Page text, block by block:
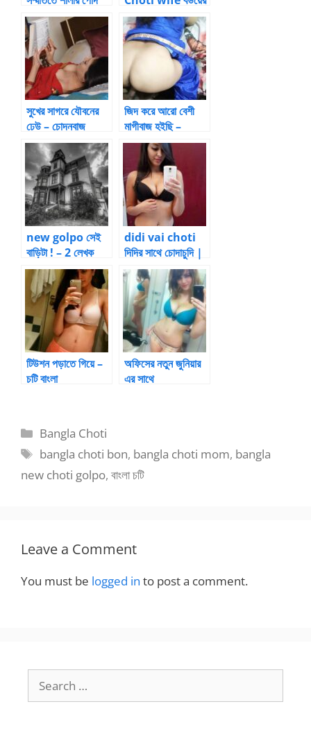
চোদা
বান্ধবী এর সাথে নিজ
বউ বদল করে গ্রুপ সেক্স
সুখের সাগরে যৌবনের
ঢেউ – চোদনবাজ
মনিরুল [২]
জিদ করে আরো বেশী
মাগীবাজ হইছি –
আত্মকাহিনী
new golpo সেই
বাড়িটা ! – 2 লেখক
-বাবান
didi vai choti
দিদির সাথে চোদাচুদি |
Bangla choti
kahini
টিউশন পড়াতে গিয়ে –
চটি বাংলা
অফিসের নতুন জুনিয়ার
এর সাথে
Categories
Bangla Choti
Tags
bangla choti bon, bangla choti mom, bangla
new choti golpo, বাংলা চটি
Leave a Comment
You must be logged in to post a comment.
for: